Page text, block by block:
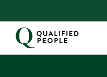
to
content